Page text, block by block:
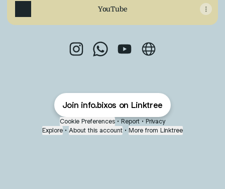
YouTube
Join info.bixos on Linktree
Cookie Preferences • Report • Privacy
Explore • About this account • More from Linktree